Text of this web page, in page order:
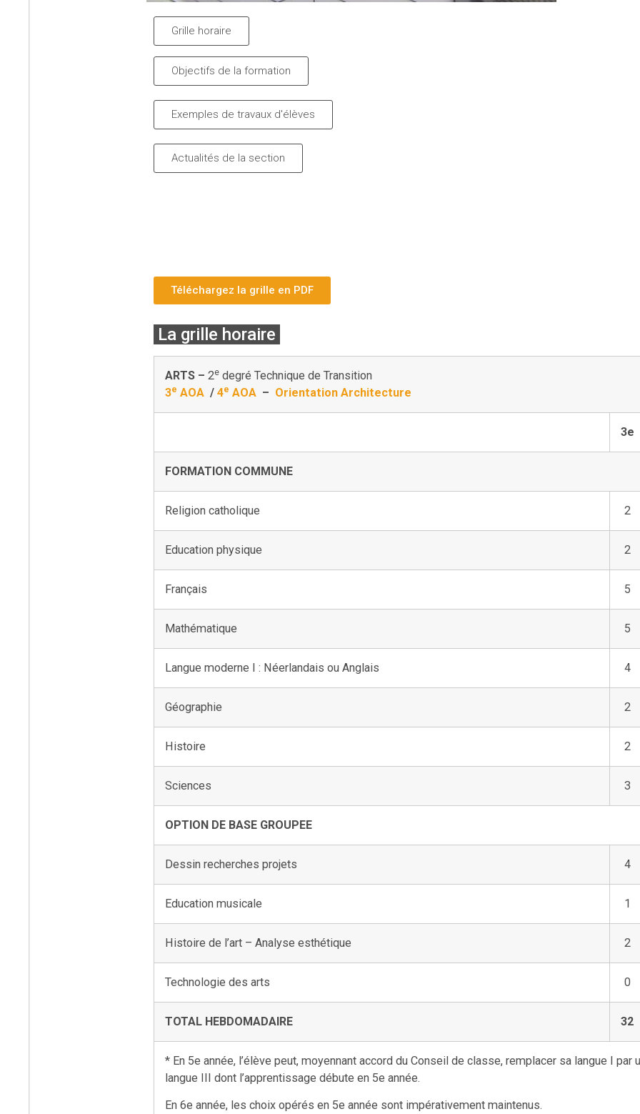
Grille horaire
Objectifs de la formation
Exemples de travaux d'élèves
Actualités de la section
Téléchargez la grille en PDF
La grille horaire
ARTS – 2edegré Technique de Transition
3e AOA / 4e AOA – Orientation Architecture
3e
FORMATION COMMUNE
Religion catholique 2
Education physique 2
Français 5
Mathématique 5
Langue moderne I : Néerlandais ou Anglais 4
Géographie 2
Histoire 2
Sciences 3
OPTION DE BASE GROUPEE
Dessin recherches projets 4
Education musicale 1
Histoire de l’art – Analyse esthétique 2
Technologie des arts 0
TOTAL HEBDOMADAIRE 32
* En 5e année, l’élève peut, moyennant accord du Conseil de classe, remplacer sa langue I par
langue III dont l’apprentissage débute en 5e année.
En 6e année, les choix opérés en 5e année sont impérativement maintenus.